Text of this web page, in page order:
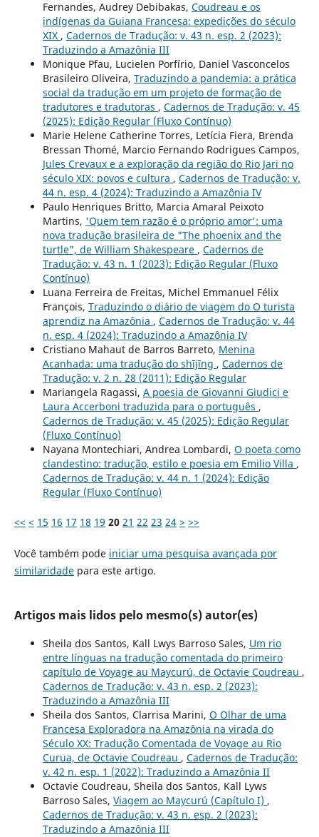
Fernandes, Audrey Debibakas, Coudreau e os
indígenas da Guiana Francesa: expedições do século
XIX , Cadernos de Tradução: v. 43 n. esp. 2 (2023):
Traduzindo a Amazônia III
Monique Pfau, Lucielen Porfírio, Daniel Vasconcelos
Brasileiro Oliveira, Traduzindo a pandemia: a prática
social da tradução em um projeto de formação de
tradutores e tradutoras , Cadernos de Tradução: v. 45
(2025): Edição Regular (Fluxo Contínuo)
Marie Helene Catherine Torres, Letícia Fiera, Brenda
Bressan Thomé, Marcio Fernando Rodrigues Campos,
Jules Crevaux e a exploração da região do Rio Jari no
século XIX: povos e cultura , Cadernos de Tradução: v.
44 n. esp. 4 (2024): Traduzindo a Amazônia IV
Paulo Henriques Britto, Marcia Amaral Peixoto
Martins, 'Quem tem razão é o próprio amor': uma
nova tradução brasileira de "The phoenix and the
turtle", de William Shakespeare , Cadernos de
Tradução: v. 43 n. 1 (2023): Edição Regular (Fluxo
Contínuo)
Luana Ferreira de Freitas, Michel Emmanuel Félix
François, Traduzindo o diário de viagem do O turista
aprendiz na Amazônia , Cadernos de Tradução: v. 44
n. esp. 4 (2024): Traduzindo a Amazônia IV
Cristiano Mahaut de Barros Barreto, Menina
Acanhada: uma tradução do shījīng , Cadernos de
Tradução: v. 2 n. 28 (2011): Edição Regular
Mariangela Ragassi, A poesia de Giovanni Giudici e
Laura Accerboni traduzida para o português ,
Cadernos de Tradução: v. 45 (2025): Edição Regular
(Fluxo Contínuo)
Nayana Montechiari, Andrea Lombardi, O poeta como
clandestino: tradução, estilo e poesia em Emilio Villa ,
Cadernos de Tradução: v. 44 n. 1 (2024): Edição
Regular (Fluxo Contínuo)
<< < 15 16 17 18 19 20 21 22 23 24 > >>
Você também pode iniciar uma pesquisa avançada por
similaridadepara este artigo.
Artigos mais lidos pelo mesmo(s) autor(es)
Sheila dos Santos, Kall Lwys Barroso Sales, Um rio
entre línguas na tradução comentada do primeiro
capítulo de Voyage au Maycurú, de Octavie Coudreau ,
Cadernos de Tradução: v. 43 n. esp. 2 (2023):
Traduzindo a Amazônia III
Sheila dos Santos, Clarrisa Marini, O Olhar de uma
Francesa Exploradora na Amazônia na virada do
Século XX: Tradução Comentada de Voyage au Rio
Curua, de Octavie Coudreau , Cadernos de Tradução:
v. 42 n. esp. 1 (2022): Traduzindo a Amazônia II
Octavie Coudreau, Sheila dos Santos, Kall Lyws
Barroso Sales, Viagem ao Maycurú (Capítulo I) ,
Cadernos de Tradução: v. 43 n. esp. 2 (2023):
Traduzindo a Amazônia III